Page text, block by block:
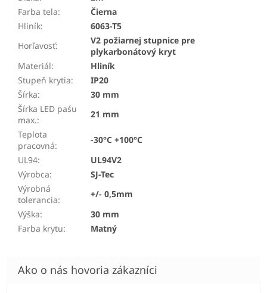
Farba tela:
Čierna
Hliník:
6063-T5
Horľavosť:
V2 požiarnej stupnice pre
plykarbonátový kryt
Materiál:
Hliník
Stupeň krytia:
IP20
Šírka:
30 mm
Šírka LED paśu
max.:
21 mm
Teplota
pracovná:
-30°C +100°C
UL94:
UL94V2
Výrobca:
SJ-Tec
Výrobná
tolerancia:
+/- 0,5mm
Výška:
30 mm
Farba krytu: Matný